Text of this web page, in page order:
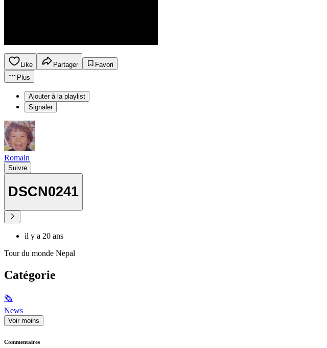
Like Partager
Favori
Plus
Ajouter à la playlist
Signaler
Romain
Suivre
DSCN0241
il y a 20 ans
Tour du monde Nepal
Catégorie
🗞
News
Voir moins
Commentaires